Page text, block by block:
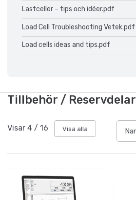
Lastceller – tips och idéer.pdf
Load Cell Troubleshooting Vetek.pdf
Load cells ideas and tips.pdf
Tillbehör / Reservdelar
Visar 4 / 16 Visa alla